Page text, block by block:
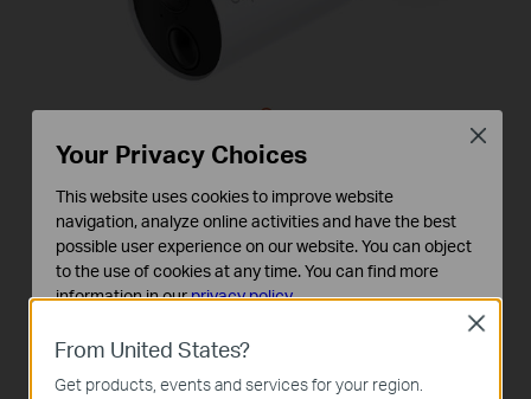
From United States?
Get products, events and services for your region.
Close
Your Privacy Choices
This website uses cookies to improve website
navigation, analyze online activities and have the best
possible user experience on our website. You can object
to the use of cookies at any time. You can find more
information in ourprivacy policy.
These cookies are necessary for the website to function
and cannot be deactivated in your systems.
Close